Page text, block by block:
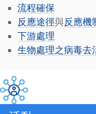
流程確保
反應途徑與反應機
下游處理
生物處理之病毒去